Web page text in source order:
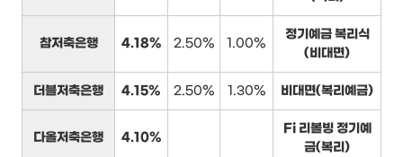
참저축은행 4.18% 2.50% 1.00%
정기예금 복리식
(비대면)
더블저축은행 4.15% 2.50% 1.30% 비대면(복리예금)
다올저축은행 4.10%
Fi 리볼빙 정기예
금(복리)